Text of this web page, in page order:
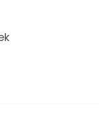
je 5 z 5 hvězdiček.